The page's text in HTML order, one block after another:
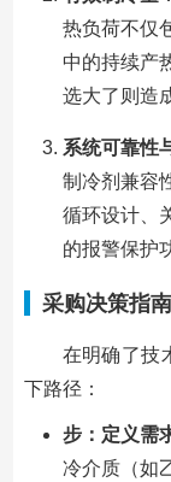
热负荷不仅
中的持续产
选大了则造
系统可靠性
制冷剂兼容
循环设计、
的报警保护
采购决策指
在明确了技
下路径：
步：定义需
冷介质（如